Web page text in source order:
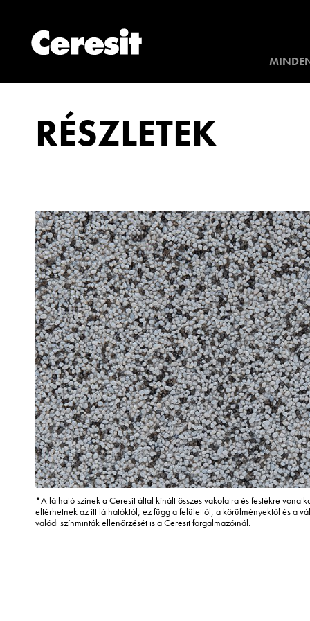
RÉSZLETEK
*A látható színek a Ceresit által kínált összes vakolatra és festékre
eltérhetnek az itt láthatóktól, ez függ a felülettől, a körülményektől és a
valódi színminták ellenőrzését is a Ceresit forgalmazóinál.